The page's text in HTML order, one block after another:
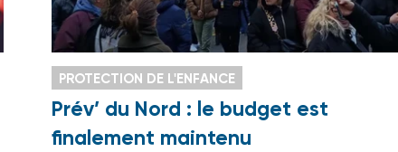
PROTECTION DE L'ENFANCE
Prév’ du Nord : le budget est
finalement maintenu